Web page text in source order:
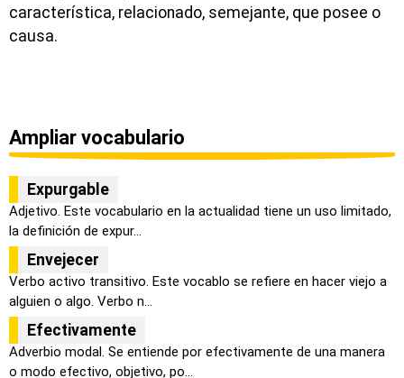
característica, relacionado, semejante, que posee o
causa.
Ampliar vocabulario
Expurgable
Adjetivo. Este vocabulario en la actualidad tiene un uso limitado,
la definición de expur...
Envejecer
Verbo activo transitivo. Este vocablo se refiere en hacer viejo a
alguien o algo. Verbo n...
Efectivamente
Adverbio modal. Se entiende por efectivamente de una manera
o modo efectivo, objetivo, po...